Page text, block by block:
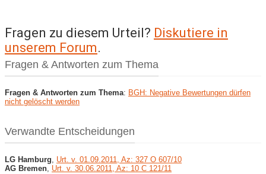
Fragen zu diesem Urteil? Diskutiere in
unserem Forum.
Fragen & Antworten zum Thema
Fragen & Antworten zum Thema: BGH: Negative Bewertungen dürfen
nicht gelöscht werden
Verwandte Entscheidungen
LG Hamburg
Urt. v. 01.09.2011, Az: 327 O 607/10
AG Bremen Urt. v. 30.06.2011, Az: 10 C 121/11